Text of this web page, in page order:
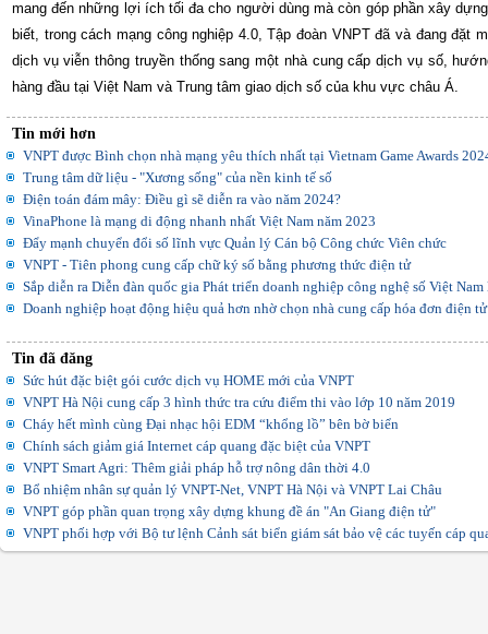
mang đến những lợi ích tối đa cho người dùng mà còn góp phần xây
biết, trong cách mạng công nghiệp 4.0, Tập đoàn VNPT đã và đang đặt
dịch vụ viễn thông truyền thống sang một nhà cung cấp dịch vụ số,
hàng đầu tại Việt Nam và Trung tâm giao dịch số của khu vực châu Á.
Tin mới hơn
VNPT được Bình chọn nhà mạng yêu thích nhất tại Vietnam Game Awards
Trung tâm dữ liệu - "Xương sống" của nền kinh tế số
Điện toán đám mây: Điều gì sẽ diễn ra vào năm 2024?
VinaPhone là mạng di động nhanh nhất Việt Nam năm 2023
Đẩy mạnh chuyển đổi số lĩnh vực Quản lý Cán bộ Công chức Viên chức
VNPT - Tiên phong cung cấp chữ ký số bằng phương thức điện tử
Sắp diễn ra Diễn đàn quốc gia Phát triển doanh nghiệp công nghệ số Việt
Doanh nghiệp hoạt động hiệu quả hơn nhờ chọn nhà cung cấp hóa đơn điện
Tin đã đăng
Sức hút đặc biệt gói cước dịch vụ HOME mới của VNPT
VNPT Hà Nội cung cấp 3 hình thức tra cứu điểm thi vào lớp 10 năm 2019
Cháy hết mình cùng Đại nhạc hội EDM “khổng lồ” bên bờ biển
Chính sách giảm giá Internet cáp quang đặc biệt của VNPT
VNPT Smart Agri: Thêm giải pháp hỗ trợ nông dân thời 4.0
Bổ nhiệm nhân sự quản lý VNPT-Net, VNPT Hà Nội và VNPT Lai Châu
VNPT góp phần quan trọng xây dựng khung đề án "An Giang điện tử"
VNPT phối hợp với Bộ tư lệnh Cảnh sát biển giám sát bảo vệ các tuyến cáp